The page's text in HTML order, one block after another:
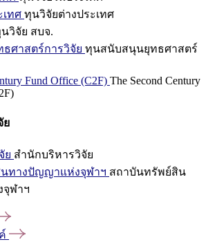
เทศ ทุนวิจัยต่างประเทศ
วิจัย สบจ.
ศาสตร์การวิจัย ทุนสนับสนุนยุทธศาสตร์
Fund Office (C2F) The Second Century
ย
ย สำนักบริหารวิจัย
ทางปัญญาแห่งจุฬาฯ สถาบันทรัพย์สิน
ฬาฯ